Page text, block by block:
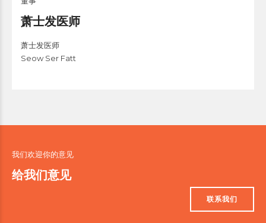
萧士发医师
萧士发医师
Seow Ser Fatt
我们欢迎你的意见
给我们意见
联系我们